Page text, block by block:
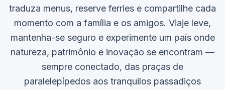
traduza menus, reserve ferries e compartilhe cada
momento com a família e os amigos. Viaje leve,
mantenha-se seguro e experimente um país onde
natureza, patrimônio e inovação se encontram —
sempre conectado, das praças de
paralelepípedos aos tranquilos passadiços